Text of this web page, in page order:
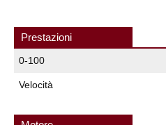
Prestazioni
0-100
Velocità